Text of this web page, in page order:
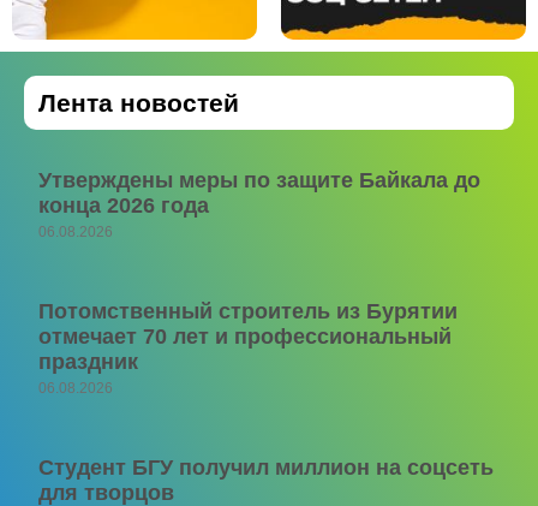
Лента новостей
Утверждены меры по защите Байкала до
конца 2026 года
06.08.2026
Потомственный строитель из Бурятии
отмечает 70 лет и профессиональный
праздник
06.08.2026
Студент БГУ получил миллион на соцсеть
для творцов